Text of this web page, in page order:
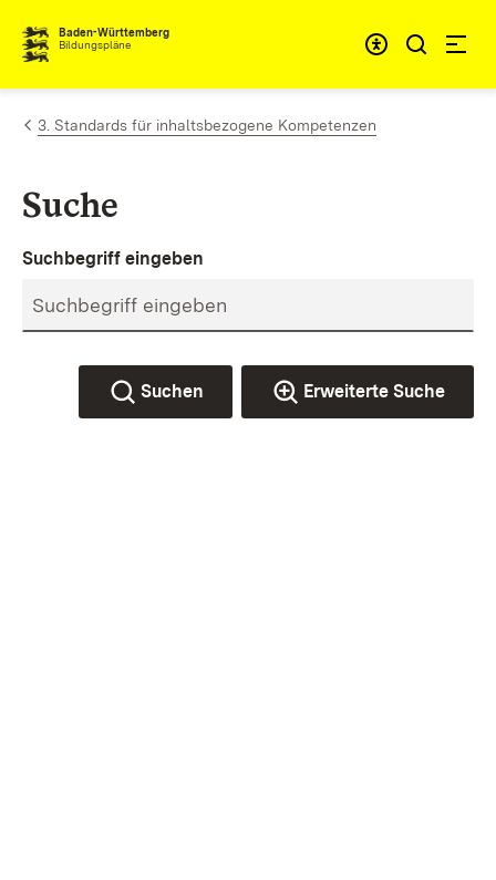
Zum Inhalt springen
Baden-Württemberg
Bildungspläne
3. Standards für inhaltsbezogene Kompetenzen
Suche
Suchbegriff eingeben
Suchen Erweiterte Suche